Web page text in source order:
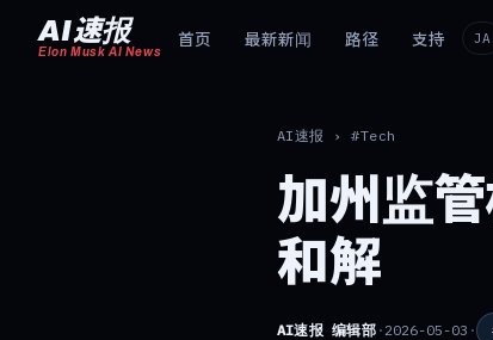
AI速报
Elon Musk AI News
首页 最新新闻 路径 支持 JA
AI速报 ›#Tech
加州监
和解
AI速报 编辑部· 2026-05-03 ·